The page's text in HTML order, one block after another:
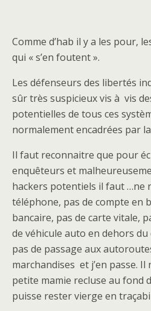
Comme d’hab il y a les pour,
qui « s’en foutent ».
Les défenseurs des libertés
sûr très suspicieux vis à vis
potentielles de tous ces
normalement encadrées par
Il faut reconnaitre que pour
enquêteurs et
hackers potentiels il faut …ne
téléphone, pas de compte en
bancaire, pas de carte vitale,
de véhicule auto en dehors du
pas de passage aux
marchandises et j’en passe. Il
petite mamie recluse au fond
puisse rester vierge en